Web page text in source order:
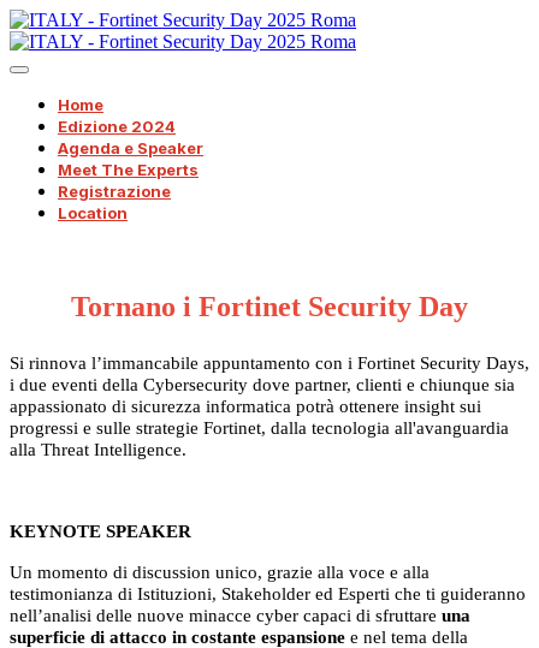
Home
Edizione 2024
Agenda e Speaker
Meet The Experts
Registrazione
Location
Tornano i Fortinet Security Day
Si rinnova l’immancabile appuntamento con i Fortinet Security Days,
i due eventi della Cybersecurity dove partner, clienti e chiunque sia
appassionato di sicurezza informatica potrà ottenere insight sui
progressi e sulle strategie Fortinet, dalla tecnologia all'avanguardia
alla Threat Intelligence.
KEYNOTE SPEAKER
Un momento di discussion unico, grazie alla voce e alla
testimonianza di Istituzioni, Stakeholder ed Esperti che ti guideranno
nell’analisi delle nuove minacce cyber capaci di sfruttare una
superficie di attacco in costante espansione e nel tema della